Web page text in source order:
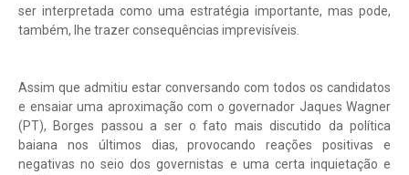
ser interpretada como uma estratégia importante, mas pode,
também, lhe trazer consequências imprevisíveis.
Assim que admitiu estar conversando com todos os candidatos
e ensaiar uma aproximação com o governador Jaques Wagner
(PT), Borges passou a ser o fato mais discutido da política
baiana nos últimos dias, provocando reações positivas e
negativas no seio dos governistas e uma certa inquietação e